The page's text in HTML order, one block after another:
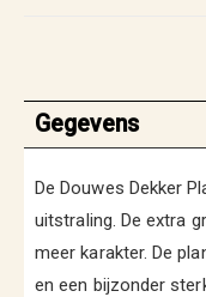
Gegevens
De Douwes Dekker
uitstraling. De extra
meer karakter. De
en een bijzonder